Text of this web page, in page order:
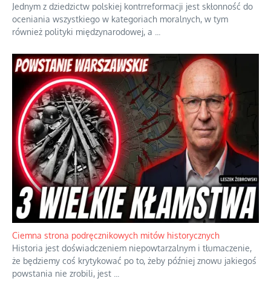
Jednym z dziedzictw polskiej kontrreformacji jest skłonność do
oceniania wszystkiego w kategoriach moralnych, w tym
również polityki międzynarodowej, a
Ciemna strona podręcznikowych mitów historycznych
Historia jest doświadczeniem niepowtarzalnym i tłumaczenie,
że będziemy coś krytykować po to, żeby później znowu jakiegoś
powstania nie zrobili, jest